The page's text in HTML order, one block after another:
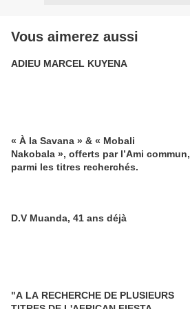
Vous aimerez aussi
ADIEU MARCEL KUYENA
« À la Savana » & « Mobali
Nakobala », offerts par l’Ami commun,
parmi les titres recherchés.
D.V Muanda, 41 ans déjà
"A LA RECHERCHE DE PLUSIEURS